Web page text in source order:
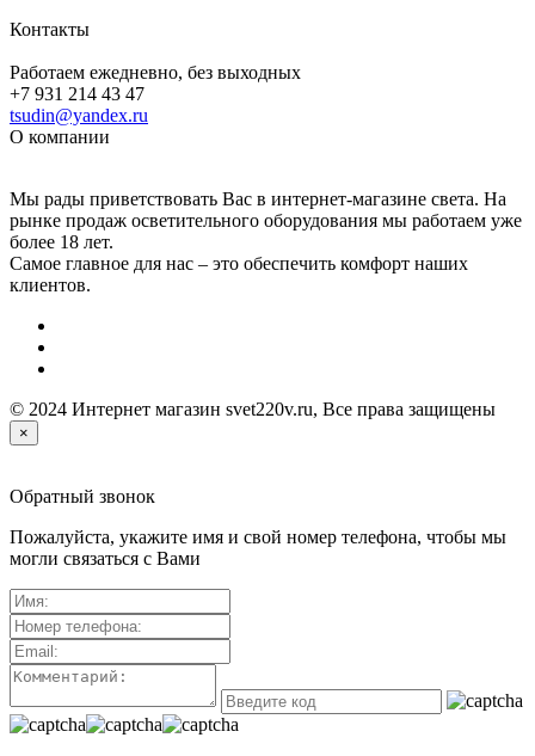
Контакты
Работаем ежедневно, без выходных
+7 931 214 43 47
tsudin@yandex.ru
О компании
Мы рады приветствовать Вас в интернет-магазине света. На
рынке продаж осветительного оборудования мы работаем уже
более 18 лет.
Самое главное для нас – это обеспечить комфорт наших
клиентов.
© 2024 Интернет магазин svet220v.ru, Все права защищены
×
Обратный звонок
Пожалуйста, укажите имя и свой номер телефона, чтобы мы
могли связаться с Вами